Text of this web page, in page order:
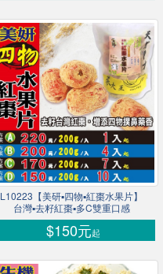
L10223【美研▪四物▪紅棗水果片】
台灣▪去籽紅棗▪多C雙重口感
$150元起